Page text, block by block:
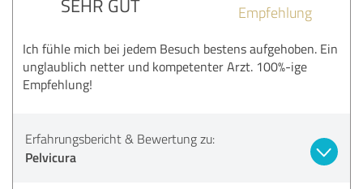
Empfehlung
Ich fühle mich bei jedem Besuch bestens aufgehoben. Ein
unglaublich netter und kompetenter Arzt. 100%-ige
Empfehlung!
Erfahrungsbericht & Bewertung zu:
Pelvicura